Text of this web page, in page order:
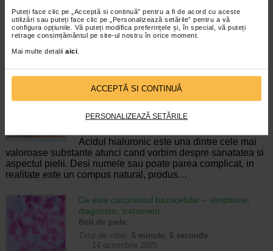
Puteți face clic pe „Acceptă si continuă” pentru a fi de acord cu aceste
utilizări sau puteți face clic pe „Personalizează setările” pentru a vă
configura opțiunile. Vă puteți modifica preferințele și, în special, vă puteți
retrage consimțământul pe site-ul nostru în orice moment.
Mai multe detalii aici
ACCEPTĂ SI CONTINUĂ
PERSONALIZEAZĂ SETĂRILE
15 octombrie 2025
Eczema mainilor, cunoscuta si sub
denumirea de dermatita de contact sau dermatita
eczematoasa, reprezinta o afectiune inflamatorie cronica a
Acid hialuronic in ingrijirea pielii. Sfaturi si
recomandari
Timp de citire:6 minute, 44 secunde
Acidul hialuronic este una dintre cele mai
valoroase substante atunci cand vorbim despre sanatatea si
aspectul pielii. Desi numele sau poate parea complicat, in
realitate este un compus natural, produs…
Ce este carcinomul bazocelular – simptome,
diagnostic, tratament
Boli de piele
Timp de citire: 6 minute, 6 secunde
14 octombrie 2025